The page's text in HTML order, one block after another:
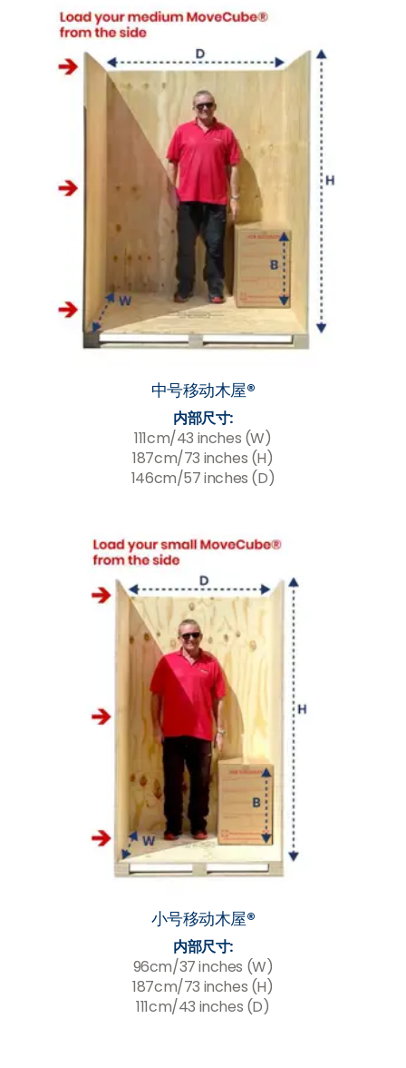
中号移动木屋®
内部尺寸:
111cm/43 inches (W)
187cm/73 inches (H)
146cm/57 inches (D)
小号移动木屋®
内部尺寸:
96cm/37 inches (W)
187cm/73 inches (H)
111cm/43 inches (D)